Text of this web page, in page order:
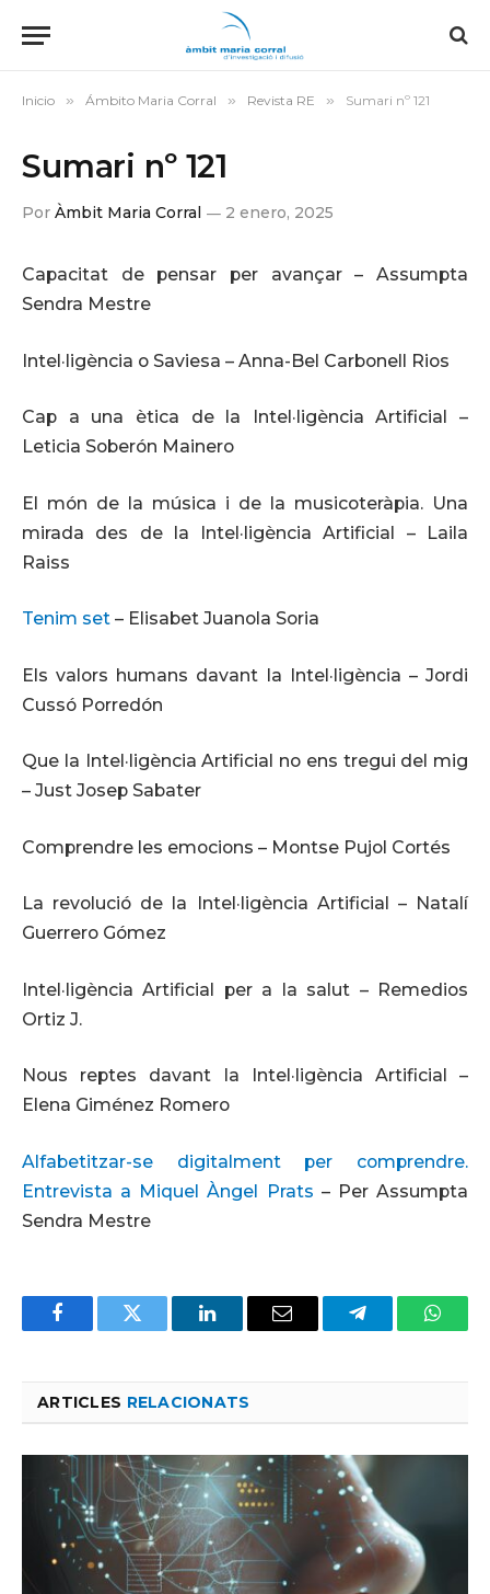
Inicio » Ámbito Maria Corral » Revista RE » Sumari nº 121
Sumari nº 121
Por Àmbit Maria Corral 2 enero, 2025
Capacitat de pensar per avançar – Assumpta
Sendra Mestre
Intel·ligència o Saviesa – Anna-Bel Carbonell Rios
Cap a una ètica de la Intel·ligència Artificial –
Leticia Soberón Mainero
El món de la música i de la musicoteràpia. Una
mirada des de la Intel·ligència Artificial – Laila
Raiss
Tenim set – Elisabet Juanola Soria
Els valors humans davant la Intel·ligència – Jordi
Cussó Porredón
Que la Intel·ligència Artificial no ens tregui del mig
– Just Josep Sabater
Comprendre les emocions – Montse Pujol Cortés
La revolució de la Intel·ligència Artificial – Natalí
Guerrero Gómez
Intel·ligència Artificial per a la salut – Remedios
Ortiz J.
Nous reptes davant la Intel·ligència Artificial –
Elena Giménez Romero
Alfabetitzar-se digitalment per comprendre.
Entrevista a Miquel Àngel Prats – Per Assumpta
Sendra Mestre
FacebookTwitter LinkedInEmail Telegram
ARTICLES RELACIONATS